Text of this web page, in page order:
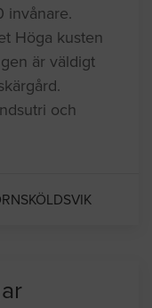
invånare.
Höga kusten
är väldigt
och